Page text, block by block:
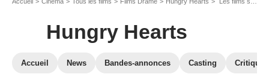
Hungry Hearts
Accueil News Bandes-annonces Casting